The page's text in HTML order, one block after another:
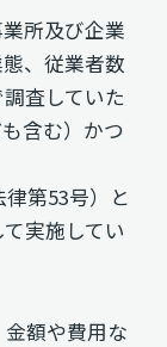
所及び企業
、従業者数
査していた
含む）かつ
第53号）と
実施してい
額や費用な